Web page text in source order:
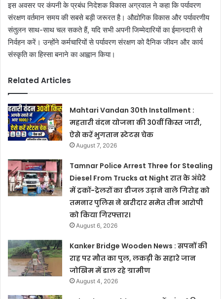
इस अवसर पर कंपनी के प्रबंध निदेशक विकास अग्रवाल ने कहा कि पर्यावरण
संरक्षण वर्तमान समय की सबसे बड़ी जरूरत है। औद्योगिक विकास और पर्यावरणीय
संतुलन साथ-साथ चल सकते हैं, यदि सभी अपनी जिम्मेदारियों का ईमानदारी से
निर्वहन करें। उन्होंने कर्मचारियों से पर्यावरण संरक्षण को दैनिक जीवन और कार्य
संस्कृति का हिस्सा बनाने का आह्वान किया।
Related Articles
Mahtari Vandan 30th Installment :
महतारी वंदन योजना की 30वीं किस्त जारी,
ऐसे करें भुगतान स्टेटस चेक
August 7, 2026
Tamnar Police Arrest Three for Stealing
Diesel From Trucks at Night रात के अंधेरे
में ट्रकों-ट्रेलरों का डीजल उड़ाने वाले गिरोह को
तमनार पुलिस ने खरीदार समेत तीन आरोपी
को किया गिरफ्तार।
August 6, 2026
Kanker Bridge Wooden News : सपनों की
राह पर मौत का पुल, लकड़ी के सहारे जान
जोखिम में डाल रहे ग्रामीण
August 4, 2026